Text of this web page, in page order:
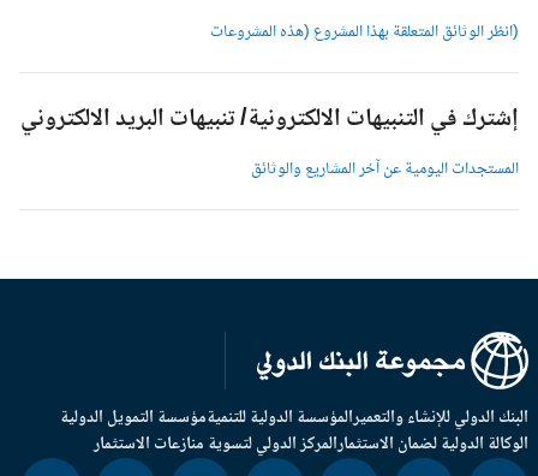
(انظر الوثائق المتعلقة بهذا المشروع (هذه المشروعات
إشترك في التنبيهات الالكترونية/ تنبيهات البريد الالكتروني
المستجدات اليومية عن آخر المشاريع والوثائق
الدولي للإنشاء والتعميرالمؤسسة الدولية للتنميةمؤسسة التمويل الدولية
الدولية لضمان الاستثمارالمركز الدولي لتسوية منازعات الاستثمار